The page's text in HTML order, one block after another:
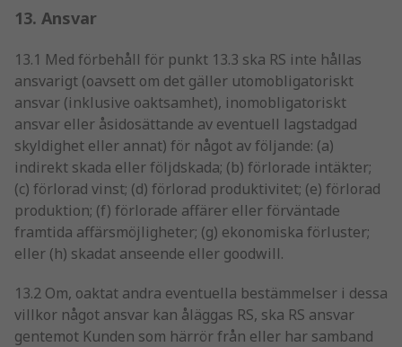
13. Ansvar
13.1 Med förbehåll för punkt 13.3 ska RS inte hållas
ansvarigt (oavsett om det gäller utomobligatoriskt
ansvar (inklusive oaktsamhet), inomobligatoriskt
ansvar eller åsidosättande av eventuell lagstadgad
skyldighet eller annat) för något av följande: (a)
indirekt skada eller följdskada; (b) förlorade intäkter;
(c) förlorad vinst; (d) förlorad produktivitet; (e) förlorad
produktion; (f) förlorade affärer eller förväntade
framtida affärsmöjligheter; (g) ekonomiska förluster;
eller (h) skadat anseende eller goodwill.
13.2 Om, oaktat andra eventuella bestämmelser i dessa
villkor något ansvar kan åläggas RS, ska RS ansvar
gentemot Kunden som härrör från eller har samband